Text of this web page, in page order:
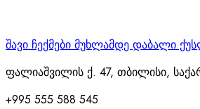
შავი ჩექმები მუხლამდე დაბალი
ფალიაშვილის ქ. 47, თბილისი,
+995 555 588 545